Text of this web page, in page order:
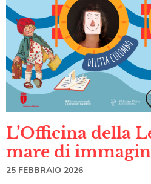
L’Officina della
mare di
25 FEBBRAIO 2026